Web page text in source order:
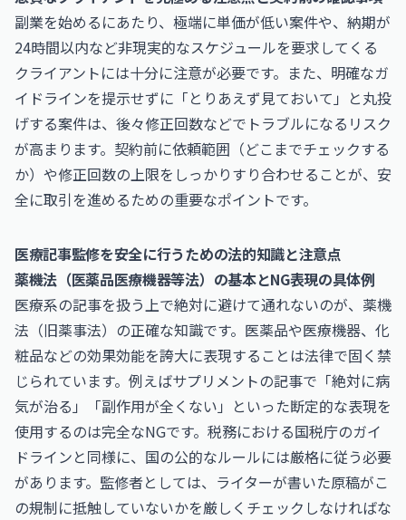
副業を始めるにあたり、極端に単価が低い案件や、納期が
24時間以内など非現実的なスケジュールを要求してくる
クライアントには十分に注意が必要です。また、明確なガ
イドラインを提示せずに「とりあえず見ておいて」と丸投
げする案件は、後々修正回数などでトラブルになるリスク
が高まります。契約前に依頼範囲（どこまでチェックする
か）や修正回数の上限をしっかりすり合わせることが、安
全に取引を進めるための重要なポイントです。
医療記事監修を安全に行うための法的知識と注意点
薬機法（医薬品医療機器等法）の基本とNG表現の具体例
医療系の記事を扱う上で絶対に避けて通れないのが、薬機
法（旧薬事法）の正確な知識です。医薬品や医療機器、化
粧品などの効果効能を誇大に表現することは法律で固く禁
じられています。例えばサプリメントの記事で「絶対に病
気が治る」「副作用が全くない」といった断定的な表現を
使用するのは完全なNGです。税務における国税庁のガイ
ドラインと同様に、国の公的なルールには厳格に従う必要
があります。監修者としては、ライターが書いた原稿がこ
の規制に抵触していないかを厳しくチェックしなければな